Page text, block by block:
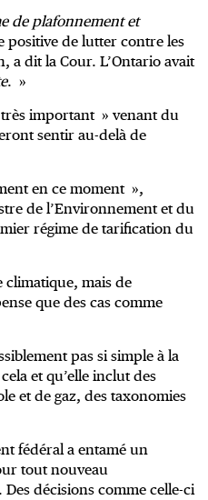
de plafonnement et
positive de lutter contre les
a dit la Cour. L’Ontario avait
. »
très important » venant du
sentir au-delà de
en ce moment »,
de l’Environnement et du
régime de tarification du
climatique, mais de
que des cas comme
pas si simple à la
et qu’elle inclut des
et de gaz, des taxonomies
fédéral a entamé un
tout nouveau
décisions comme celle-ci